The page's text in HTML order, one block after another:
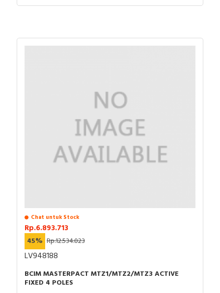
Chat untuk Stock
Rp.6.893.713
45% Rp.12.534.023
LV948188
BCIM MASTERPACT MTZ1/MTZ2/MTZ3 ACTIVE
FIXED 4 POLES